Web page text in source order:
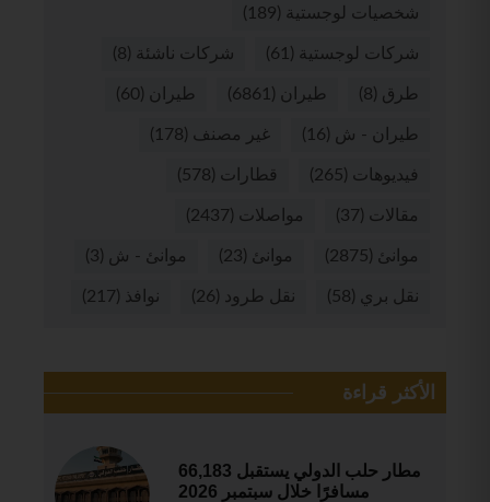
شخصيات لوجستية (189)
شركات لوجستية (61) شركات ناشئة (8)
طرق (8) طيران (6861) طيران (60)
طيران - ش (16) غير مصنف (178)
فيديوهات (265) قطارات (578)
مقالات (37) مواصلات (2437)
موانئ (2875) موانئ (23) موانئ - ش (3)
نقل بري (58) نقل طرود (26) نوافذ (217)
الأكثر قراءة
مطار حلب الدولي يستقبل 66,183
مسافرًا خلال سبتمبر 2026